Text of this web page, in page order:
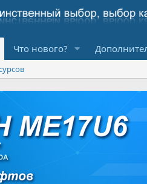
Что нового?